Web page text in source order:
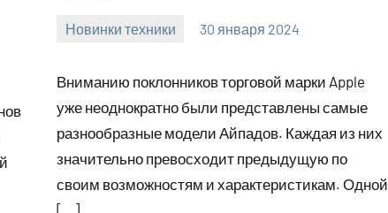
Новинки техники 30 января 2024
Вниманию поклонников торговой марки Apple
уже неоднократно были представлены самые
разнообразные модели Айпадов. Каждая из них
значительно превосходит предыдущую по
своим возможностям и характеристикам. Одной